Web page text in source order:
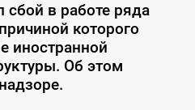
в работе ряда
которого
иностранной
Об этом